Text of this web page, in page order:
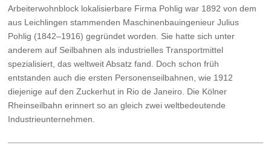
Arbeiterwohnblock lokalisierbare Firma Pohlig war 1892 von dem
aus Leichlingen stammenden Maschinenbauingenieur Julius
Pohlig (1842–1916) gegründet worden. Sie hatte sich unter
anderem auf Seilbahnen als industrielles Transportmittel
spezialisiert, das weltweit Absatz fand. Doch schon früh
entstanden auch die ersten Personenseilbahnen, wie 1912
diejenige auf den Zuckerhut in Rio de Janeiro. Die Kölner
Rheinseilbahn erinnert so an gleich zwei weltbedeutende
Industrieunternehmen.